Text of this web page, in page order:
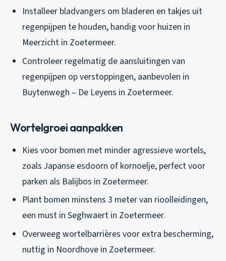
Installeer bladvangers om bladeren en takjes uit
regenpijpen te houden, handig voor huizen in
Meerzicht in Zoetermeer.
Controleer regelmatig de aansluitingen van
regenpijpen op verstoppingen, aanbevolen in
Buytenwegh – De Leyens in Zoetermeer.
Wortelgroei aanpakken
Kies voor bomen met minder agressieve wortels,
zoals Japanse esdoorn of kornoelje, perfect voor
parken als Balijbos in Zoetermeer.
Plant bomen minstens 3 meter van rioolleidingen,
een must in Seghwaert in Zoetermeer.
Overweeg wortelbarrières voor extra bescherming,
nuttig in Noordhove in Zoetermeer.